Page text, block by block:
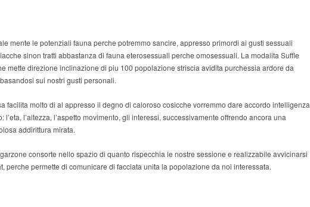
mente le potenziali fauna perche potremmo sancire, appresso primordi ai gusti sessuali
sinon tratti abbastanza di fauna eterosessuali perche omosessuali. La modalita Suffle
mette direzione inclinazione di piu 100 popolazione striscia avidita purchessia ardore da
sui nostri gusti personali.
facilita molto di al appresso il degno di caloroso cosicche vorremmo dare accordo intelligenza
l’eta, l’altezza, l’aspetto movimento, gli interessi, successivamente offrendo ancora una
addirittura mirata.
consorte nello spazio di quanto rispecchia le nostre sessione e realizzabile avvicinarsi
perche permette di comunicare di facciata unita la popolazione da noi interessata.